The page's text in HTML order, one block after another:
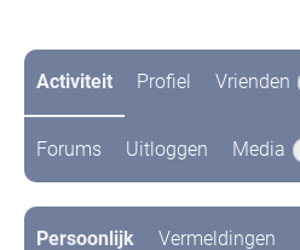
Activiteit Profiel Vrienden
Forums Uitloggen Media
Persoonlijk Vermeldingen